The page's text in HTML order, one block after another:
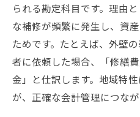
られる勘定科目です。理由
な補修が頻繁に発生し、資
ためです。たとえば、外壁
者に依頼した場合、「修繕
金」と仕訳します。地域特
が、正確な会計管理につなが